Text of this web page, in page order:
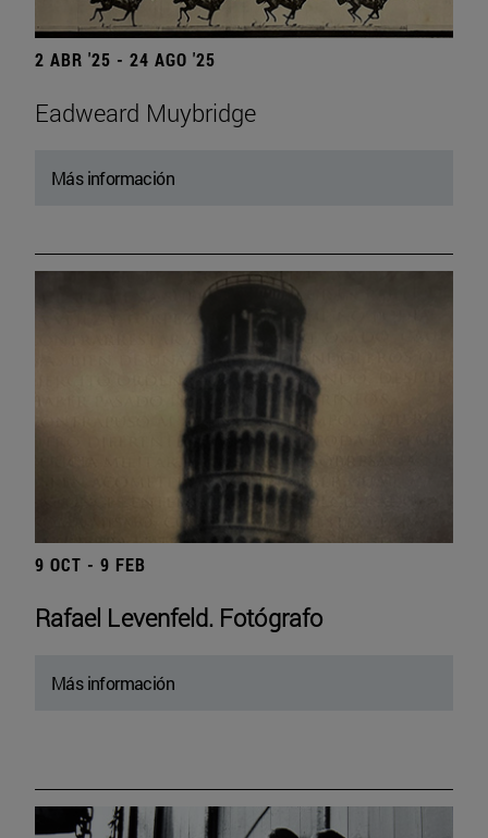
2 ABR '25 - 24 AGO '25
Eadweard Muybridge
Más información
9 OCT - 9 FEB
Rafael Levenfeld. Fotógrafo
Más información